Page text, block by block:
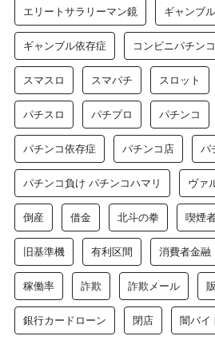
エリートサラリーマン鏡 ギャンブル
ギャンブル依存症 コンビニパチンコ
スマスロ スマパチ スロット
パチスロ パチプロ パチンコ
パチンコ依存症 パチンコ店 パ
パチンコ負け パチンコハマリ ヴァ
倒産 借金 北斗の拳 喫煙
旧基準機 有利区間 消費者金融
稼働率 詐欺 詐欺メール
銀行カードローン 閉店 闇バイ